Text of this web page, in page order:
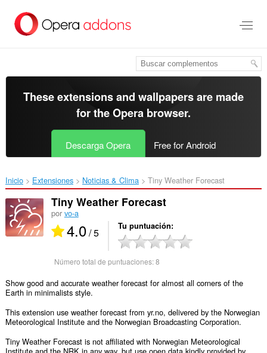
contenido
These extensions and wallpapers are made
for theOpera browser.
Descarga Opera Free for Android
Inicio Extensiones Noticias & Clima Tiny Weather Forecast‎
Tiny Weather Forecast
por vo-a
4.0/ 5 Tu puntuación
Número total de puntuaciones:8
Show good and accurate weather forecast for almost all corners of the
Earth in minimalists style.
This extension use weather forecast from yr.no, delivered by the Norwegian
Meteorological Institute and the Norwegian Broadcasting Corporation.
Tiny Weather Forecast is not affiliated with Norwegian Meteorological
Institute and the NRK in any way, but use open data kindly provided by